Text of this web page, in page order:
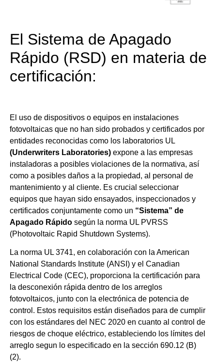
El Sistema de Apagado
Rápido (RSD) en materia de
certificación:
El uso de dispositivos o equipos en instalaciones
fotovoltaicas que no han sido probados y certificados por
entidades reconocidas como los laboratorios UL
(Underwriters Laboratories) expone a las empresas
instaladoras a posibles violaciones de la normativa, así
como a posibles daños a la propiedad, al personal de
mantenimiento y al cliente. Es crucial seleccionar
equipos que hayan sido ensayados, inspeccionados y
certificados conjuntamente como un “Sistema” de
Apagado Rápido según la norma UL PVRSS
(Photovoltaic Rapid Shutdown Systems).
La norma UL 3741, en colaboración con la American
National Standards Institute (ANSI) y el Canadian
Electrical Code (CEC), proporciona la certificación para
la desconexión rápida dentro de los arreglos
fotovoltaicos, junto con la electrónica de potencia de
control. Estos requisitos están diseñados para de cumplir
con los estándares del NEC 2020 en cuanto al control de
riesgos de choque eléctrico, estableciendo los límites del
arreglo segun lo especificado en la sección 690.12 (B)
(2).